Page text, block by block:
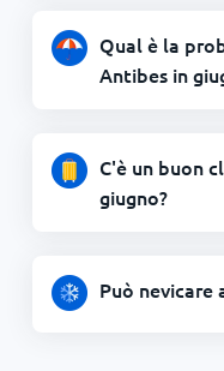
Qual è la
Antibes in
C'è un buon
giugno?
Può nevicare